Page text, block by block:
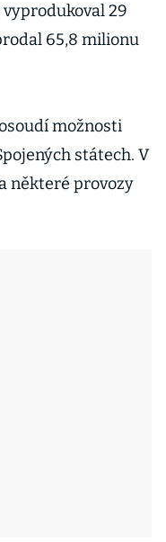
29
65,8 milionu
možnosti
státech. V
některé provozy